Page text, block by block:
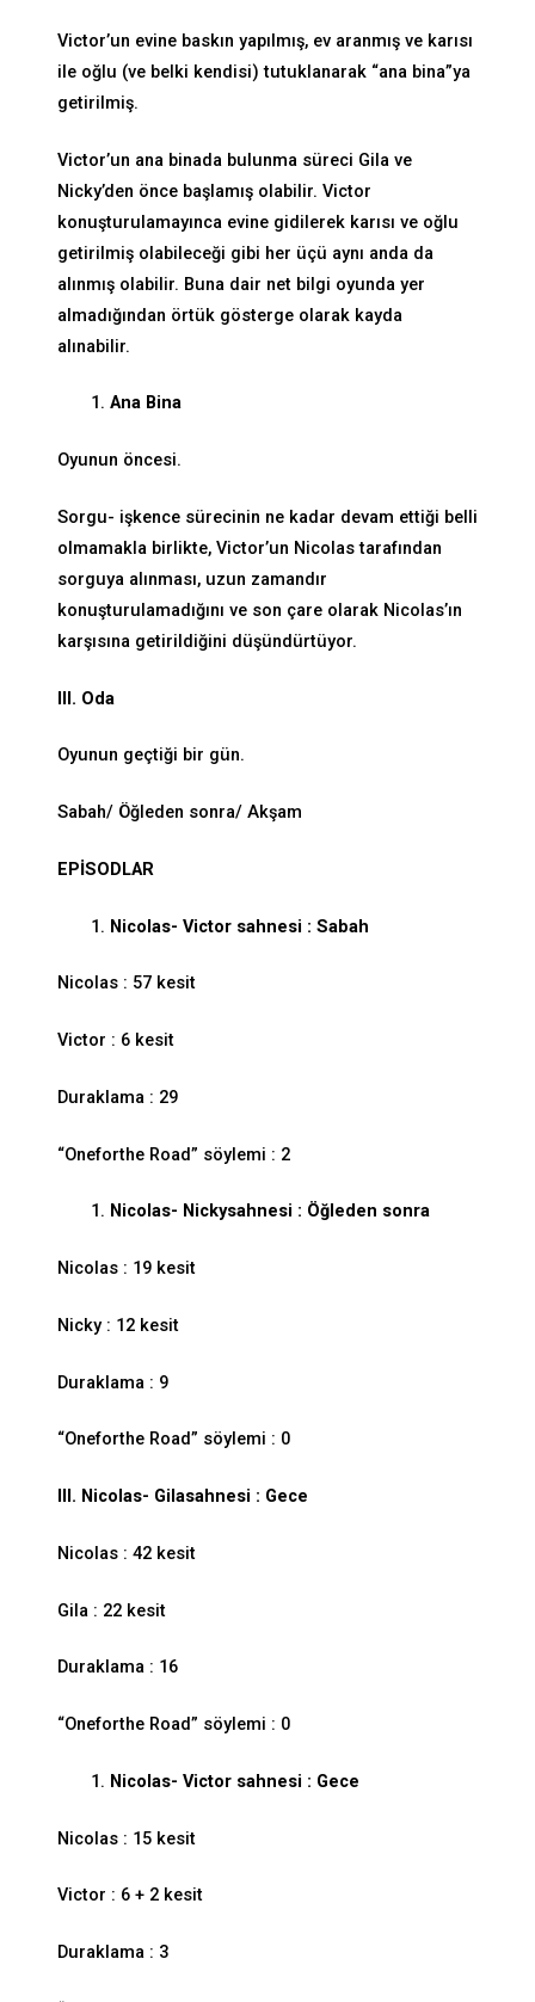
Victor’un evine baskın yapılmış, ev aranmış ve karısı
ile oğlu (ve belki kendisi) tutuklanarak “ana bina”ya
getirilmiş.
Victor’un ana binada bulunma süreci Gila ve
Nicky’den önce başlamış olabilir. Victor
konuşturulamayınca evine gidilerek karısı ve oğlu
getirilmiş olabileceği gibi her üçü aynı anda da
alınmış olabilir. Buna dair net bilgi oyunda yer
almadığından örtük gösterge olarak kayda
alınabilir.
Ana Bina
Oyunun öncesi.
Sorgu- işkence sürecinin ne kadar devam ettiği belli
olmamakla birlikte, Victor’un Nicolas tarafından
sorguya alınması, uzun zamandır
konuşturulamadığını ve son çare olarak Nicolas’ın
karşısına getirildiğini düşündürtüyor.
III. Oda
Oyunun geçtiği bir gün.
Sabah/ Öğleden sonra/ Akşam
EPİSODLAR
Nicolas- Victor sahnesi : Sabah
Nicolas : 57 kesit
Victor : 6 kesit
Duraklama : 29
“Oneforthe Road” söylemi : 2
Nicolas- Nickysahnesi : Öğleden sonra
Nicolas : 19 kesit
Nicky : 12 kesit
Duraklama : 9
“Oneforthe Road” söylemi : 0
III. Nicolas- Gilasahnesi : Gece
Nicolas : 42 kesit
Gila : 22 kesit
Duraklama : 16
“Oneforthe Road” söylemi : 0
Nicolas- Victor sahnesi : Gece
Nicolas : 15 kesit
Victor : 6 + 2 kesit
Duraklama : 3